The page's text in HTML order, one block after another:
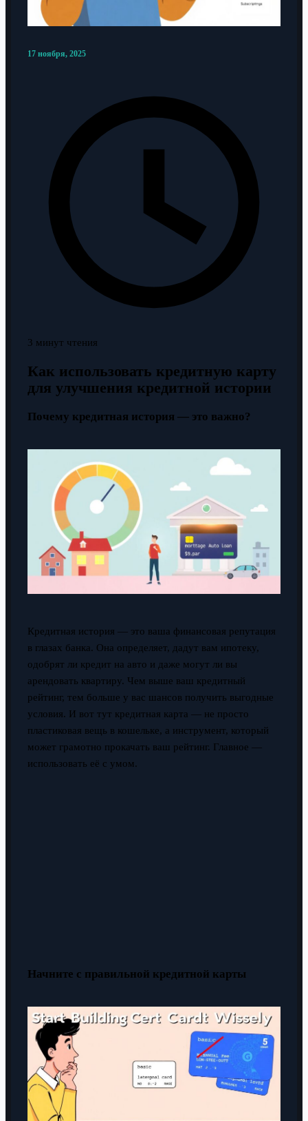
17 ноября, 2025
3 минут чтения
Как использовать кредитную карту
для улучшения кредитной истории
Почему кредитная история — это важно?
Кредитная история — это ваша финансовая репутация
в глазах банка. Она определяет, дадут вам ипотеку,
одобрят ли кредит на авто и даже могут ли вы
арендовать квартиру. Чем выше ваш кредитный
рейтинг, тем больше у вас шансов получить выгодные
условия. И вот тут кредитная карта — не просто
пластиковая вещь в кошельке, а инструмент, который
может грамотно прокачать ваш рейтинг. Главное —
использовать её с умом.
Начните с правильной кредитной карты